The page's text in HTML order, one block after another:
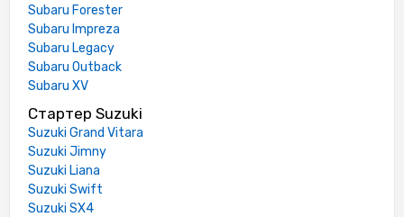
Subaru Forester
Subaru Impreza
Subaru Legacy
Subaru Outback
Subaru XV
Стартер Suzuki
Suzuki Grand Vitara
Suzuki Jimny
Suzuki Liana
Suzuki Swift
Suzuki SX4